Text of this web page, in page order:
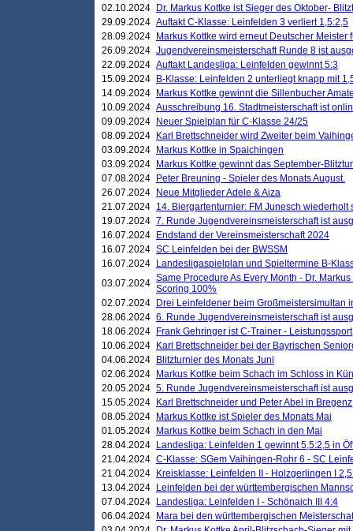
02.10.2024
Dr. Markus Kottke ist Sieger des Oktober-
29.09.2024 Auftakt C-Klasse: Leinfelden 3 verliert 1,5:2,5
28.09.2024
Markus Kottke wird erneut Deutscher Meister
26.09.2024 Jugendvereinsmeisterschaft Runde 8 ist
22.09.2024 Auftakt Landesliga: Leinfelden gewinnt 5:3
15.09.2024
B-Klasse: Leinfelden 2 unterliegt knapp mit
14.09.2024
Markus Kottke gewinnt die Sillenbucher
10.09.2024 Ausschreibung 16. Stadtmeisterschaft ist
09.09.2024
Neuer Spielplan für C-Klasse 24/25
08.09.2024
Karl Brettschneider wird Zweiter beim
03.09.2024
Markus Kottke in Spaichingen
03.09.2024
Markus Kottke gewinnt das September-
07.08.2024
Peter Breuning - Spieler des Monats August.
26.07.2024
Neue Mitglieder Adele & Aiza
21.07.2024 14. Biergartenturnier: FM Junesch wiederholt
19.07.2024 7. Runde Jugendvereinsmeisterschaft ist
16.07.2024
Endstand der Vereinsmeisterschaft 2024
16.07.2024 SC Leinfelden bei der BWSSM
16.07.2024
Landesligaspielplan und Spieltermine B-
03.07.2024 Same Procedure As Every Month - Dr.
Scoring 100%
02.07.2024
Drei Leinfeldener beim Großmeistersimultan
28.06.2024 6. Runde Jugendvereinsmeisterschaft ist
18.06.2024
Frank Gehringer ist C-Trainer - Leistungssport
10.06.2024
Karl Brettschneider bei der Bayrischen
04.06.2024
Blitzturnier des Monats Juni
02.06.2024
Markus Kottke beim Schach im Schloss in
20.05.2024 5. Runde Jugendvereinsmeisterschaft ist
15.05.2024
Karl Brettschneider und Peter Abel in Bregenz
08.05.2024
Markus Kottke ist Spieler des Monats Mai
01.05.2024
Markus Kottke beim Schach in den Mai
28.04.2024
Landesliga: Leinfelden 1 gewinnt 5,5:2,5 in
21.04.2024 C-Klasse: SGem Vaihingen-Rohr 6 - SC
21.04.2024
Kreisklasse: Leinfelden II - Holzgerlingen I
13.04.2024
Leinfelden bei der württembergischen
07.04.2024
Landesliga: Leinfelden I - Schönaich III 4:4
06.04.2024
Mara bei den württembergischen